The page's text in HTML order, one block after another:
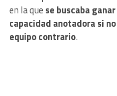
en la que se buscaba
capacidad anotadora si
equipo contrario.